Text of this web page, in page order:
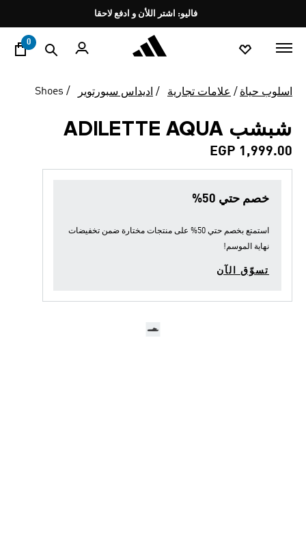
Pause
promotion
rotation
0
اسلوب حياة علامات تجارية اديداس سبورتوير Shoes
شبشب ADILETTE AQUA
EGP 1,999.00
خصم حتي 50%
استمتع بخصم حتي 50% على منتجات مختارة ضمن
تخفيضات
نهاية الموسم!
تسوّق الآن